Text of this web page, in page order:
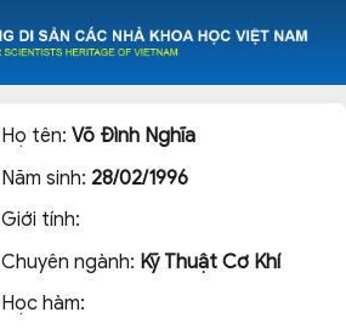
Họ tên:Võ Đình Nghĩa
Năm sinh: 28/02/1996
Giới tính:
Chuyên ngành: Kỹ Thuật Cơ Khí
Học hàm: